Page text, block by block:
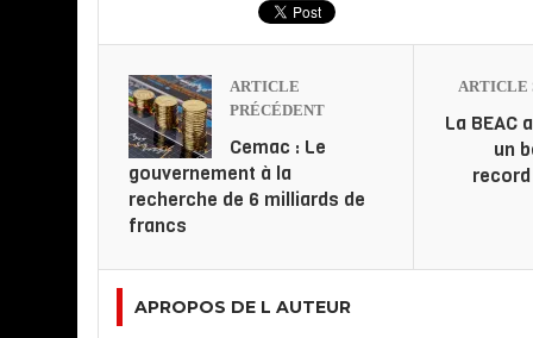
ARTICLE
PRÉCÉDENT
Cemac : Le
gouvernement à la
recherche de 6 milliards de
francs
ARTICLE
La BEAC
un
APROPOS DE L AUTEUR